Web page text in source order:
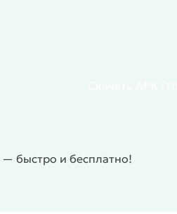
быстро и бесплатно!